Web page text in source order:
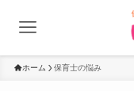
ホーム 保育士の悩み